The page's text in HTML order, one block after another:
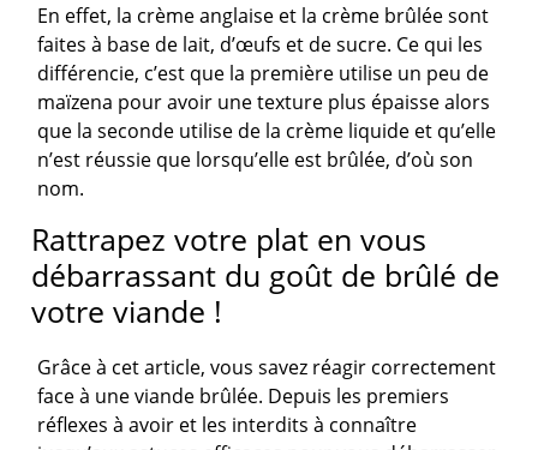
En effet, la crème anglaise et la crème brûlée sont
faites à base de lait, d’œufs et de sucre. Ce qui les
différencie, c’est que la première utilise un peu de
maïzena pour avoir une texture plus épaisse alors
que la seconde utilise de la crème liquide et qu’elle
n’est réussie que lorsqu’elle est brûlée, d’où son
nom.
Rattrapez votre plat en vous
débarrassant du goût de brûlé de
votre viande !
Grâce à cet article, vous savez réagir correctement
face à une viande brûlée. Depuis les premiers
réflexes à avoir et les interdits à connaître